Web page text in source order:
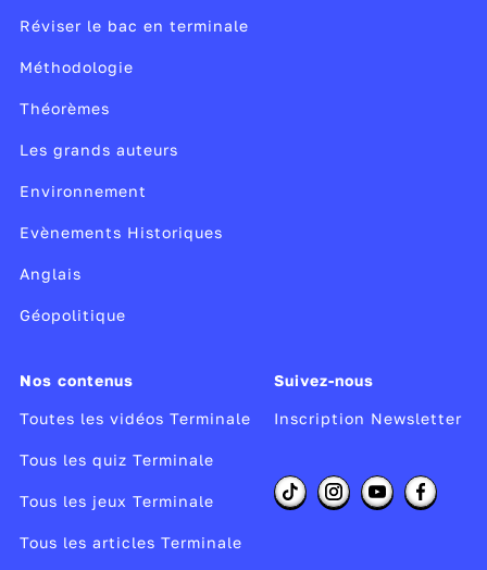
Réviser le bac en terminale
Méthodologie
Théorèmes
Les grands auteurs
Environnement
Evènements Historiques
Anglais
Géopolitique
Nos contenus
Toutes les vidéos Terminale
Tous les quiz Terminale
Tous les jeux Terminale
Tous les articles Terminale
Suivez-nous
Inscription Newsletter